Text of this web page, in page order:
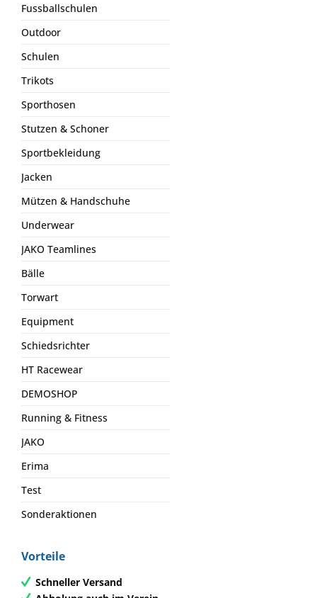
Fussballschulen
Outdoor
Schulen
Trikots
Sporthosen
Stutzen & Schoner
Sportbekleidung
Jacken
Mützen & Handschuhe
Underwear
JAKO Teamlines
Bälle
Torwart
Equipment
Schiedsrichter
HT Racewear
DEMOSHOP
Running & Fitness
JAKO
Erima
Test
Sonderaktionen
Vorteile
Schneller Versand